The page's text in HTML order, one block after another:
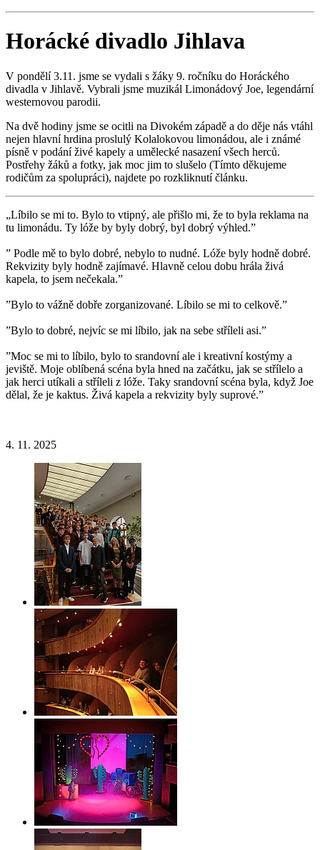
Horácké divadlo Jihlava
V pondělí 3.11. jsme se vydali s žáky 9. ročníku do Horáckého
divadla v Jihlavě. Vybrali jsme muzikál Limonádový Joe, legendární
westernovou parodii.
Na dvě hodiny jsme se ocitli na Divokém západě a do děje nás vtáhl
nejen hlavní hrdina proslulý Kolalokovou limonádou, ale i známé
písně v podání živé kapely a umělecké nasazení všech herců.
Postřehy žáků a fotky, jak moc jim to slušelo (Tímto děkujeme
rodičům za spolupráci), najdete po rozkliknutí článku.
„Líbilo se mi to. Bylo to vtipný, ale přišlo mi, že to byla reklama na
tu limonádu. Ty lóže by byly dobrý, byl dobrý výhled.”
” Podle mě to bylo dobré, nebylo to nudné. Lóže byly hodně dobré.
Rekvizity byly hodně zajímavé. Hlavně celou dobu hrála živá
kapela, to jsem nečekala.”
”Bylo to vážně dobře zorganizované. Líbilo se mi to celkově.”
”Bylo to dobré, nejvíc se mi líbilo, jak na sebe stříleli asi.”
”Moc se mi to líbilo, bylo to srandovní ale i kreativní kostýmy a
jeviště. Moje oblíbená scéna byla hned na začátku, jak se střílelo a
jak herci utíkali a stříleli z lóže. Taky srandovní scéna byla, když Joe
dělal, že je kaktus. Živá kapela a rekvizity byly suprové.”
4. 11. 2025